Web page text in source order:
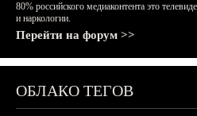
80% российского медиаконтента это
и наркологии.
Перейти на форум >>
ОБЛАКО ТЕГОВ